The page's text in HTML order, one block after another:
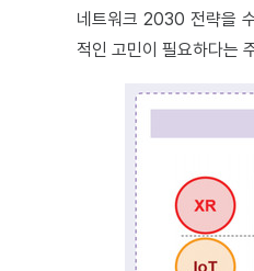
네트워크 2030 전략을
적인 고민이 필요하다는